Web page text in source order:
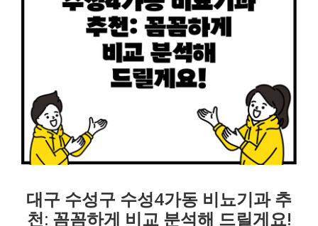
대구 수성구 수성4가동 비뇨기과 추
천: 꼼꼼하게 비교 분석해 드릴게요!